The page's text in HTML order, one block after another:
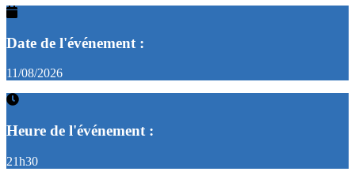
Date de l'événement :
11/08/2026
Heure de l'événement :
21h30